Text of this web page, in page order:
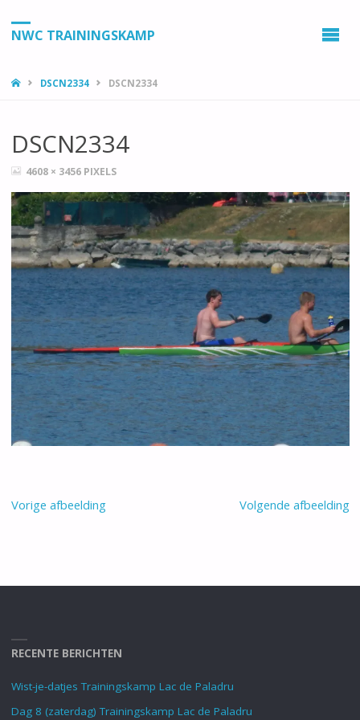
NWC TRAININGSKAMP
HOMEDSCN2334 DSCN2334
DSCN2334
VOLLEDIGE
4608 × 3456 PIXELS
Vorige afbeelding Volgende afbeelding
RECENTE BERICHTEN
Wist-je-datjes Trainingskamp Lac de Paladru
Dag 8 (zaterdag) Trainingskamp Lac de Paladru